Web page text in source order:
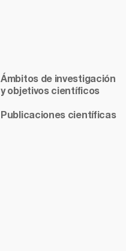
Ámbitos de investigación
y objetivos científicos
Publicaciones científicas